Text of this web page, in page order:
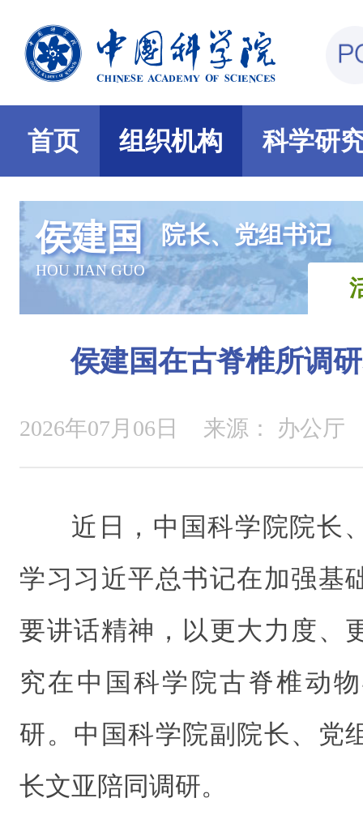
首页 组织机构 科学研
侯建国
HOU JIAN GUO
院长、党组书记
侯建国在古脊椎所调
2026年07月06日 来源： 办公厅
近日，中国科学院院长
学习习近平总书记在加强基
要讲话精神，以更大力度、
究在中国科学院古脊椎动
研。中国科学院副院长、党
长文亚陪同调研。